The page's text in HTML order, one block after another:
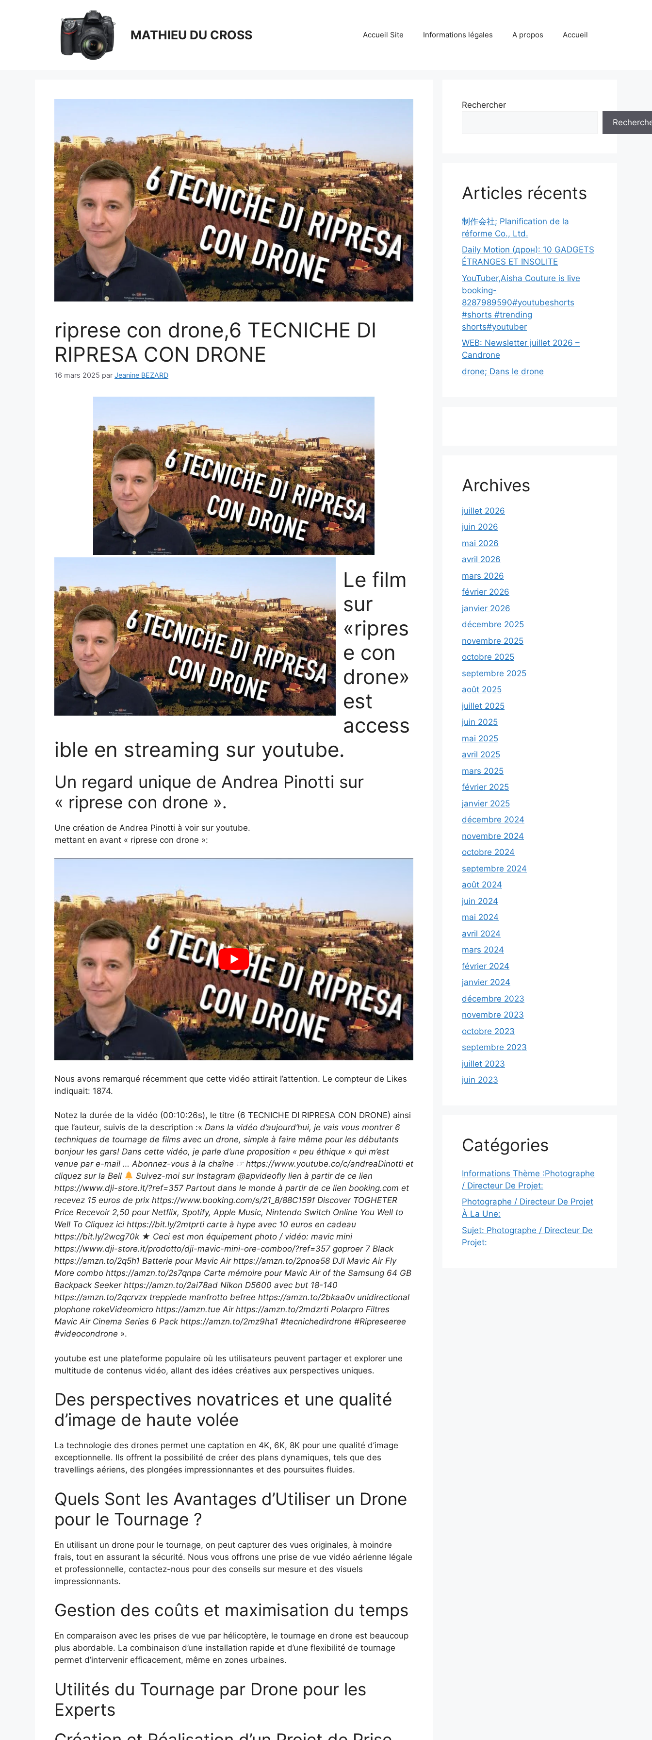
MATHIEU DU CROSS Accueil Site Informations légales A propos Accueil
riprese con drone,6 TECNICHE DI
RIPRESA CON DRONE
16 mars 2025 par Jeanine BEZARD
Le film
sur
«ripres
e con
drone»
est
access
ible en streaming sur youtube.
Un regard unique de Andrea Pinotti sur
« riprese con drone ».
Une création de Andrea Pinotti à voir sur youtube.
mettant en avant « riprese con drone »:
Nous avons remarqué récemment que cette vidéo attirait l’attention. Le compteur de Likes
indiquait: 1874.
Notez la durée de la vidéo (00:10:26s), le titre (6 TECNICHE DI RIPRESA CON DRONE) ainsi
que l’auteur, suivis de la description :« Dans la vidéo d’aujourd’hui, je vais vous montrer 6
techniques de tournage de films avec un drone, simple à faire même pour les débutants
bonjour les gars! Dans cette vidéo, je parle d’une proposition « peu éthique » qui m’est
venue par e-mail … Abonnez-vous à la chaîne ☞ https://www.youtube.co/c/andreaDinotti et
cliquez sur la Bell
Suivez-moi sur Instagram @apvideofly lien à partir de ce lien
https://www.dji-store.it/?ref=357 Partout dans le monde à partir de ce lien booking.com et
recevez 15 euros de prix https://www.booking.com/s/21_8/88C159f Discover TOGHETER
Price Recevoir 2,50 pour Netflix, Spotify, Apple Music, Nintendo Switch Online You Well to
Well To Cliquez ici https://bit.ly/2mtprti carte à hype avec 10 euros en cadeau
https://bit.ly/2wcg70k ★ Ceci est mon équipement photo / vidéo: mavic mini
https://www.dji-store.it/prodotto/dji-mavic-mini-ore-comboo/?ref=357 goproer 7 Black
https://amzn.to/2q5h1 Batterie pour Mavic Air https://amzn.to/2pnoa58 DJI Mavic Air Fly
More combo https://amzn.to/2s7qnpa Carte mémoire pour Mavic Air of the Samsung 64 GB
Backpack Seeker https://amzn.to/2ai78ad Nikon D5600 avec but 18-140
https://amzn.to/2qcrvzx treppiede manfrotto befree https://amzn.to/2bkaa0v unidirectional
plophone rokeVideomicro https://amzn.tue Air https://amzn.to/2mdzrti Polarpro Filtres
Mavic Air Cinema Series 6 Pack https://amzn.to/2mz9ha1 #tecnichedirdrone #Ripreseeree
#videocondrone ».
youtube est une plateforme populaire où les utilisateurs peuvent partager et explorer une
multitude de contenus vidéo, allant des idées créatives aux perspectives uniques.
Des perspectives novatrices et une qualité
d’image de haute volée
La technologie des drones permet une captation en 4K, 6K, 8K pour une qualité d’image
exceptionnelle. Ils offrent la possibilité de créer des plans dynamiques, tels que des
travellings aériens, des plongées impressionnantes et des poursuites fluides.
Quels Sont les Avantages d’Utiliser un Drone
pour le Tournage ?
En utilisant un drone pour le tournage, on peut capturer des vues originales, à moindre
frais, tout en assurant la sécurité. Nous vous offrons une prise de vue vidéo aérienne légale
et professionnelle, contactez-nous pour des conseils sur mesure et des visuels
impressionnants.
Gestion des coûts et maximisation du temps
En comparaison avec les prises de vue par hélicoptère, le tournage en drone est beaucoup
plus abordable. La combinaison d’une installation rapide et d’une flexibilité de tournage
permet d’intervenir efficacement, même en zones urbaines.
Utilités du Tournage par Drone pour les
Experts
Rechercher
Articles récents
制作会社; Planification de la
réforme Co., Ltd.
Daily Motion (дрон): 10 GADGETS
ÉTRANGES ET INSOLITE
YouTuber,Aisha Couture is live
booking-
8287989590#youtubeshorts
#shorts #trending
shorts#youtuber
WEB: Newsletter juillet 2026 –
Candrone
drone; Dans le drone
Archives
juillet 2026
juin 2026
mai 2026
avril 2026
mars 2026
février 2026
janvier 2026
décembre 2025
novembre 2025
octobre 2025
septembre 2025
août 2025
juillet 2025
juin 2025
mai 2025
avril 2025
mars 2025
février 2025
janvier 2025
décembre 2024
novembre 2024
octobre 2024
septembre 2024
août 2024
juin 2024
mai 2024
avril 2024
mars 2024
février 2024
janvier 2024
décembre 2023
novembre 2023
octobre 2023
septembre 2023
juillet 2023
juin 2023
Catégories
Informations Thème :Photographe
/ Directeur De Projet:
Photographe / Directeur De Projet
À La Une:
Sujet: Photographe / Directeur De
Projet: